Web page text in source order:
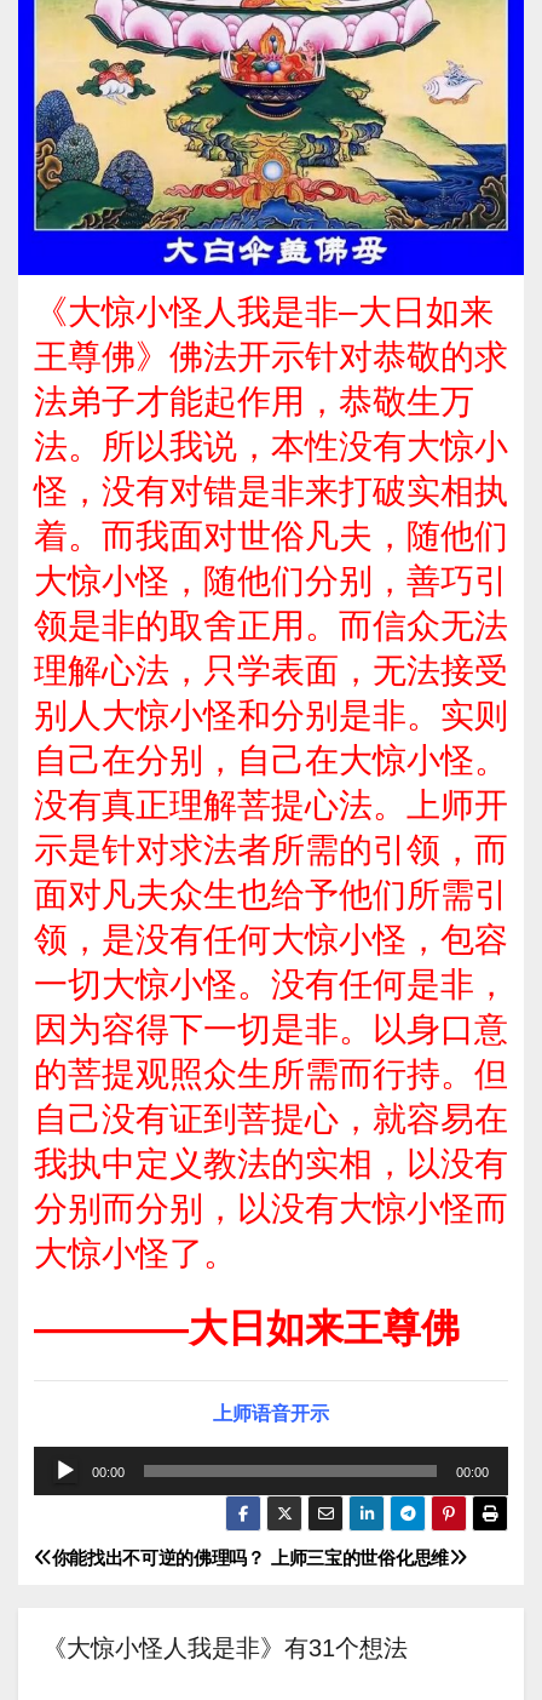
《大惊小怪人我是非–大日如来
王尊佛》佛法开示针对恭敬的求
法弟子才能起作用，恭敬生万
法。所以我说，本性没有大惊小
怪，没有对错是非来打破实相执
着。而我面对世俗凡夫，随他们
大惊小怪，随他们分别，善巧引
领是非的取舍正用。而信众无法
理解心法，只学表面，无法接受
别人大惊小怪和分别是非。实则
自己在分别，自己在大惊小怪。
没有真正理解菩提心法。上师开
示是针对求法者所需的引领，而
面对凡夫众生也给予他们所需引
领，是没有任何大惊小怪，包容
一切大惊小怪。没有任何是非，
因为容得下一切是非。以身口意
的菩提观照众生所需而行持。但
自己没有证到菩提心，就容易在
我执中定义教法的实相，以没有
分别而分别，以没有大惊小怪而
大惊小怪了。
————大日如来王尊佛
上师语音开示
频
放
00:00 00:00
文
导
上师三宝的世俗化思维
你能找出不可逆的佛理吗？
《大惊小怪人我是非》有31个想法